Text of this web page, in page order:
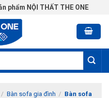
phẩm NỘI THẤT THE ONE
/ Bàn sofa gia đình / Bàn sofa